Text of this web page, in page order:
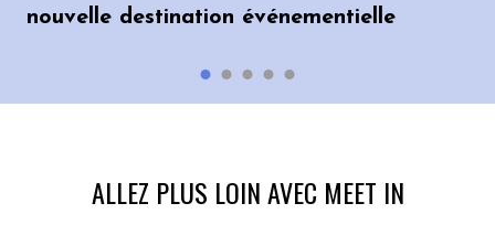
nouvelle destination événementielle
ALLEZ PLUS LOIN AVEC MEET IN